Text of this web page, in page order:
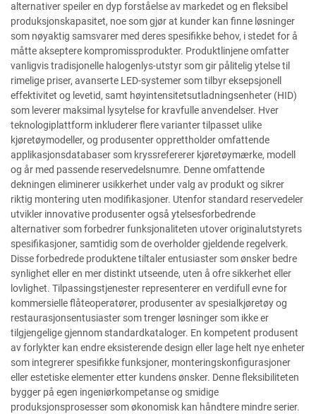
alternativer speiler en dyp forståelse av markedet og en fleksibel
produksjonskapasitet, noe som gjør at kunder kan finne løsninger
som nøyaktig samsvarer med deres spesifikke behov, i stedet for å
måtte akseptere kompromissprodukter. Produktlinjene omfatter
vanligvis tradisjonelle halogenlys-utstyr som gir pålitelig ytelse til
rimelige priser, avanserte LED-systemer som tilbyr eksepsjonell
effektivitet og levetid, samt høyintensitetsutladningsenheter (HID)
som leverer maksimal lysytelse for kravfulle anvendelser. Hver
teknologiplattform inkluderer flere varianter tilpasset ulike
kjøretøymodeller, og produsenter opprettholder omfattende
applikasjonsdatabaser som kryssrefererer kjøretøymærke, modell
og år med passende reservedelsnumre. Denne omfattende
dekningen eliminerer usikkerhet under valg av produkt og sikrer
riktig montering uten modifikasjoner. Utenfor standard reservedeler
utvikler innovative produsenter også ytelsesforbedrende
alternativer som forbedrer funksjonaliteten utover originalutstyrets
spesifikasjoner, samtidig som de overholder gjeldende regelverk.
Disse forbedrede produktene tiltaler entusiaster som ønsker bedre
synlighet eller en mer distinkt utseende, uten å ofre sikkerhet eller
lovlighet. Tilpassingstjenester representerer en verdifull evne for
kommersielle flåteoperatører, produsenter av spesialkjøretøy og
restaurasjonsentusiaster som trenger løsninger som ikke er
tilgjengelige gjennom standardkataloger. En kompetent produsent
av forlykter kan endre eksisterende design eller lage helt nye enheter
som integrerer spesifikke funksjoner, monteringskonfigurasjoner
eller estetiske elementer etter kundens ønsker. Denne fleksibiliteten
bygger på egen ingeniørkompetanse og smidige
produksjonsprosesser som økonomisk kan håndtere mindre serier.